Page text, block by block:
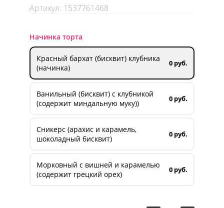
Артикул: 1537761468
Начинка торта
Красный бархат (бисквит) клубника
(начинка)
0 руб.
Ванильный (бисквит) с клубникой
(содержит миндальную муку))
0 руб.
Сникерс (арахис и карамель,
шоколадный бисквит)
0 руб.
Морковный с вишней и карамелью
(содержит грецкий орех)
0 руб.